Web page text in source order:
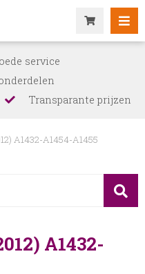
service
Transparante prijzen
A1432-A1454-A1455
A1432-